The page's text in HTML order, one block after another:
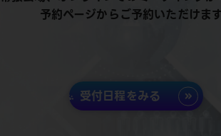
予約ページからご予約いただけます
受付日程をみる